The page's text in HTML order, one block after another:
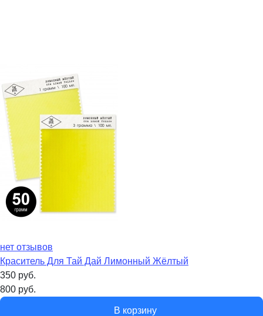
нет отзывов
Краситель Для Тай Дай Лимонный Жёлтый
350 руб.
800 руб.
В корзину